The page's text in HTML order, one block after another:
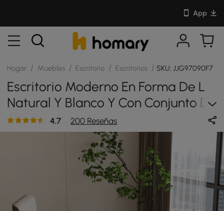
App
Hogar / Muebles / Escritorio / Escritorios / SKU: JJG97090F7
Escritorio Moderno En Forma De L
Natural Y Blanco Y Con Conjunto De
Sillas De Oficina Para El Hogar Y
Oficina En Color Blanquecino
4.7 200 Reseñas